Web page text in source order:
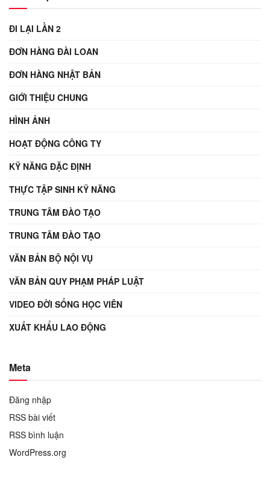
ĐI LẠI LẦN 2
ĐƠN HÀNG ĐÀI LOAN
ĐƠN HÀNG NHẬT BẢN
GIỚI THIỆU CHUNG
HÌNH ẢNH
HOẠT ĐỘNG CÔNG TY
KỸ NĂNG ĐẶC ĐỊNH
THỰC TẬP SINH KỸ NĂNG
TRUNG TÂM ĐÀO TẠO
TRUNG TÂM ĐÀO TẠO
VĂN BẢN BỘ NỘI VỤ
VĂN BẢN QUY PHẠM PHÁP LUẬT
VIDEO ĐỜI SỐNG HỌC VIÊN
XUẤT KHẨU LAO ĐỘNG
Meta
Đăng nhập
RSS bài viết
RSS bình luận
WordPress.org